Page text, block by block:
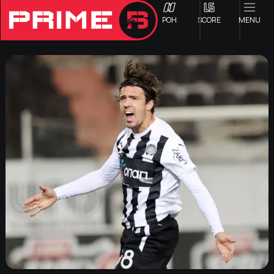
ΡΟΗ SCORE MENU
Γ ΕΘΝΙΚΗ
Α1 ΕΠΣΗ
Α2 ΕΠΣΗ
Β2 ΕΠΣΗ